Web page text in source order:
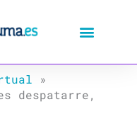
»
despatarre,